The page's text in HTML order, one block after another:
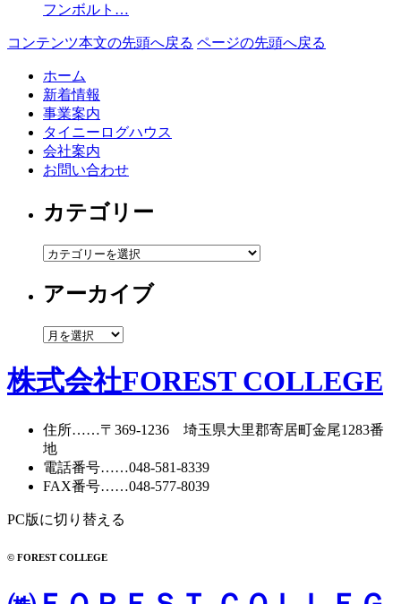
フンボルト…
コンテンツ本文の先頭へ戻る ページの先頭へ戻る
ホーム
新着情報
事業案内
タイニーログハウス
会社案内
お問い合わせ
カテゴリー
カ
ゴ
ー
アーカイブ
ア
カ
イ
株式会社FOREST COLLEGE
住所……〒369-1236 埼玉県大里郡寄居町金尾1283番
地
電話番号……048-581-8339
FAX番号……048-577-8039
PC版に切り替える
© FOREST COLLEGE